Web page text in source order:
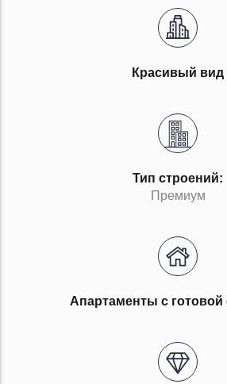
Красивый вид
Тип строений:
Премиум
Апартаменты с готовой